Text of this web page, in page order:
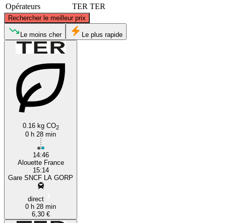
Opérateurs
TER TER
Rechercher le meilleur prix
Pessac
Le moins cher Le plus rapide
0.16 kg CO2
0 h 28 min
14:46
Alouette France
15:14
Gare SNCF LA GORP
direct
0 h 28 min
6,30 €